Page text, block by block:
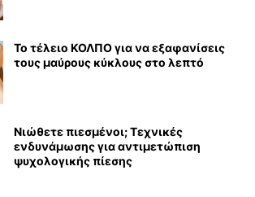
Το τέλειο ΚΟΛΠΟ για να εξαφανίσεις
τους μαύρους κύκλους στο λεπτό
Νιώθετε πιεσμένοι; Τεχνικές
ενδυνάμωσης για αντιμετώπιση
ψυχολογικής πίεσης